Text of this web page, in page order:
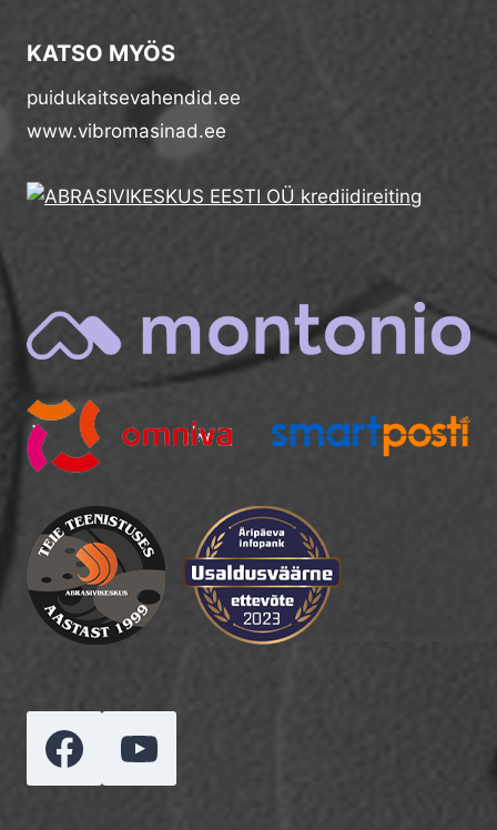
KATSO MYÖS
puidukaitsevahendid.ee
www.vibromasinad.ee